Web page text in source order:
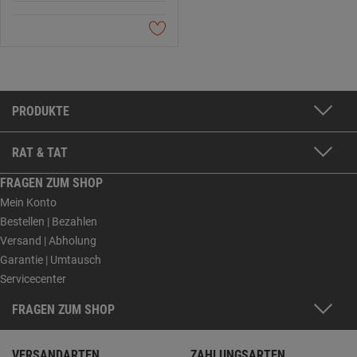
PRODUKTE
RAT & TAT
FRAGEN ZUM SHOP
Mein Konto
Bestellen | Bezahlen
Versand | Abholung
Garantie | Umtausch
Servicecenter
FRAGEN ZUM SHOP